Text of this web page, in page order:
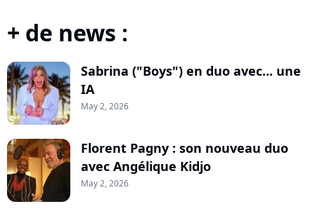
+ de news :
Sabrina ("Boys") en duo avec... une
IA
May 2, 2026
Florent Pagny : son nouveau duo
avec Angélique Kidjo
May 2, 2026